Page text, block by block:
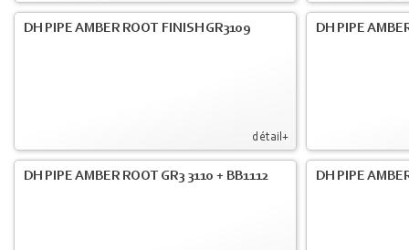
détail+
DH PIPE AMBER ROOT FINISH GR3109 DH PIPE
DH PIPE AMBER ROOT GR3 3110 + BB1112 DH PIPE